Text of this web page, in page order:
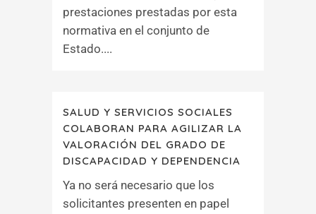
prestaciones prestadas por esta
normativa en el conjunto de
Estado....
SALUD Y SERVICIOS SOCIALES
COLABORAN PARA AGILIZAR LA
VALORACIÓN DEL GRADO DE
DISCAPACIDAD Y DEPENDENCIA
Ya no será necesario que los
solicitantes presenten en papel